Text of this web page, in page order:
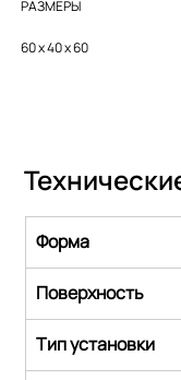
РАЗМЕРЫ
60 х 40 x 60
Форма
Поверхность
Тип установки